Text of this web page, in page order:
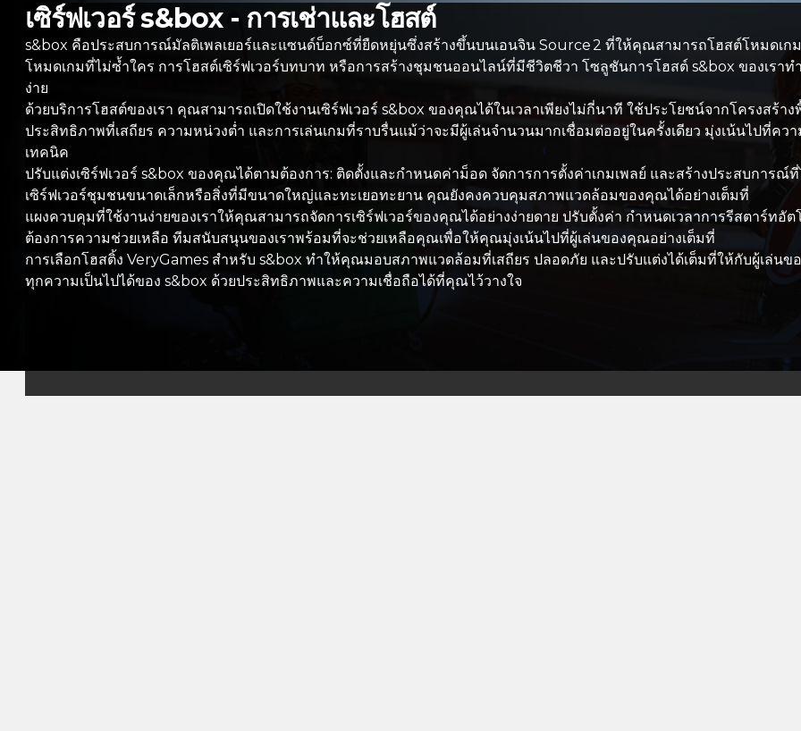
เซิร์ฟเวอร์ s&box - การเช่าและโฮสต์
s&box คือประสบการณ์มัลติเพลเยอร์และแซนด์บ็อกซ์ที่ยืดหยุ่นซึ่งสร้างขึ้นบนเอนจิน Source 2 ที่ให้คุณสามารถโฮสต์โหมดเก
โหมดเกมที่ไม่ซ้ำใคร การโฮสต์เซิร์ฟเวอร์บทบาท หรือการสร้างชุมชนออนไลน์ที่มีชีวิตชีวา โซลูชันการโฮสต์ s&box ของเราท
ง่าย
ด้วยบริการโฮสต์ของเรา คุณสามารถเปิดใช้งานเซิร์ฟเวอร์ s&box ของคุณได้ในเวลาเพียงไม่กี่นาที ใช้ประโยชน์จากโครงสร้
ประสิทธิภาพที่เสถียร ความหน่วงต่ำ และการเล่นเกมที่ราบรื่นแม้ว่าจะมีผู้เล่นจำนวนมากเชื่อมต่ออยู่ในครั้งเดียว มุ่งเน้นไปที่ค
เทคนิค
ปรับแต่งเซิร์ฟเวอร์ s&box ของคุณได้ตามต้องการ: ติดตั้งและกำหนดค่าม็อด จัดการการตั้งค่าเกมเพลย์ และสร้างประสบการ
เซิร์ฟเวอร์ชุมชนขนาดเล็กหรือสิ่งที่มีขนาดใหญ่และทะเยอทะยาน คุณยังคงควบคุมสภาพแวดล้อมของคุณได้อย่างเต็มที่
แผงควบคุมที่ใช้งานง่ายของเราให้คุณสามารถจัดการเซิร์ฟเวอร์ของคุณได้อย่างง่ายดาย ปรับตั้งค่า กำหนดเวลาการรีสตาร์ท
ต้องการความช่วยเหลือ ทีมสนับสนุนของเราพร้อมที่จะช่วยเหลือคุณเพื่อให้คุณมุ่งเน้นไปที่ผู้เล่นของคุณอย่างเต็มที่
การเลือกโฮสติ้ง VeryGames สำหรับ s&box ทำให้คุณมอบสภาพแวดล้อมที่เสถียร ปลอดภัย และปรับแต่งได้เต็มที่ให้กับผู้เล่
ทุกความเป็นไปได้ของ s&box ด้วยประสิทธิภาพและความเชื่อถือได้ที่คุณไว้วางใจ